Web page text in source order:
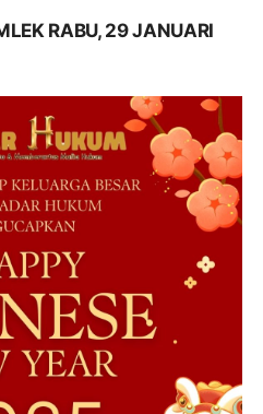
RABU, 29 JANUARI